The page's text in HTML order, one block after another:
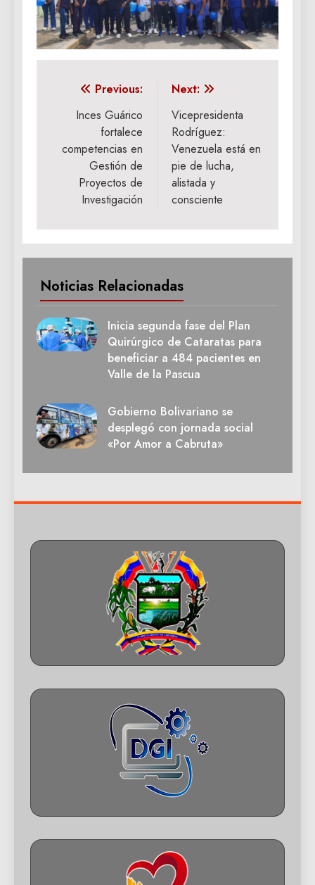
Navegación
entradas
Previous:
Inces Guárico
fortalece
competencias en
Gestión de
Proyectos de
Investigación
Next:
Vicepresidenta
Rodríguez:
Venezuela está en
pie de lucha,
alistada y
consciente
Noticias Relacionadas
Inicia segunda fase del Plan
Quirúrgico de Cataratas para
beneficiar a 484 pacientes en
Valle de la Pascua
Gobierno Bolivariano se
desplegó con jornada social
«Por Amor a Cabruta»